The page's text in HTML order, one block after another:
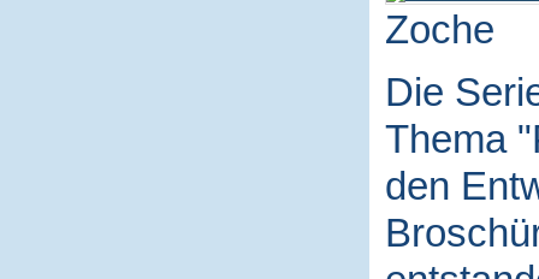
Zoche
Die
Thema
den